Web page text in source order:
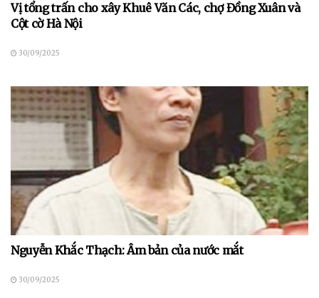
Vị tổng trấn cho xây Khuê Văn Các, chợ Đồng Xuân và
Cột cờ Hà Nội
30/09/2025
Nguyễn Khắc Thạch: Âm bản của nước mắt
30/09/2025